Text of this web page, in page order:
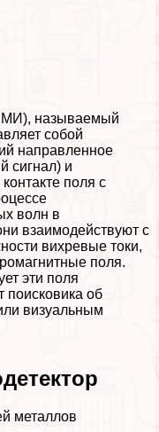
МИ), называемый
собой
направленное
сигнал) и
поля с
волн в
взаимодействуют с
вихревые токи,
поля.
эти поля
поисковика об
визуальным
металлов